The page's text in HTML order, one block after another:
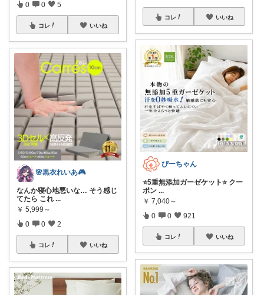
0 0 5
コレ いいね
🌸黒衣れいあ🎮
なんか寝心地悪いな… そう感じ
てたら これ ...
￥ 5,999～
0 0 2
コレ いいね
コレ いいね
ぴーちゃん
⭐️5重無添加ガーゼケット⭐️ クー
ポン ...
￥ 7,040～
0 0 921
コレ いいね